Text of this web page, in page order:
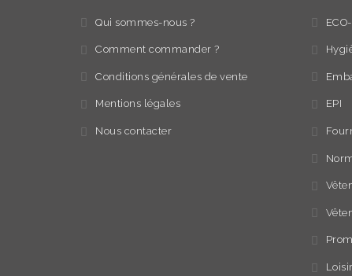
Qui sommes-nous ?
Comment commander ?
Conditions générales de vente
Mentions légales
Nous contacter
EPI